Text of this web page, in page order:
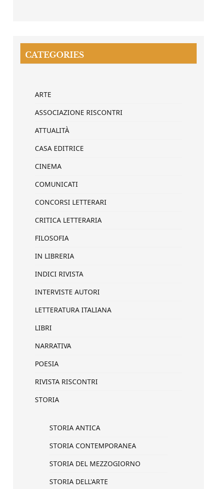
CATEGORIES
ARTE
ASSOCIAZIONE RISCONTRI
ATTUALITÀ
CASA EDITRICE
CINEMA
COMUNICATI
CONCORSI LETTERARI
CRITICA LETTERARIA
FILOSOFIA
IN LIBRERIA
INDICI RIVISTA
INTERVISTE AUTORI
LETTERATURA ITALIANA
LIBRI
NARRATIVA
POESIA
RIVISTA RISCONTRI
STORIA
STORIA ANTICA
STORIA CONTEMPORANEA
STORIA DEL MEZZOGIORNO
STORIA DELL'ARTE